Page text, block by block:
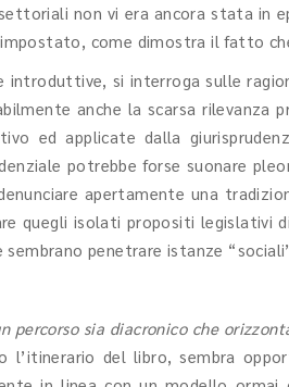
non vi era ancora stata in
come dimostra il fatto
introduttive, si interroga sulle
anche la scarsa
ed applicate dalla
potrebbe forse suonare
apertamente una
quegli isolati propositi
sembrano penetrare istanze
percorso sia diacronico che
l’itinerario del libro, sembra